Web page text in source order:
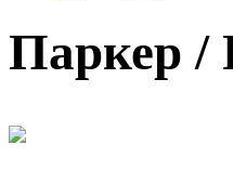
Паркер /